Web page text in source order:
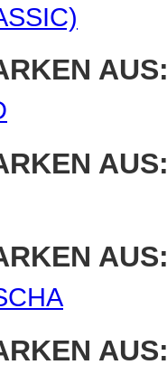
AUS:
AUS:
AUS:
AUS: